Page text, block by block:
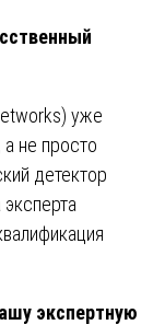
уже
не просто
детектор
эксперта
экспертную